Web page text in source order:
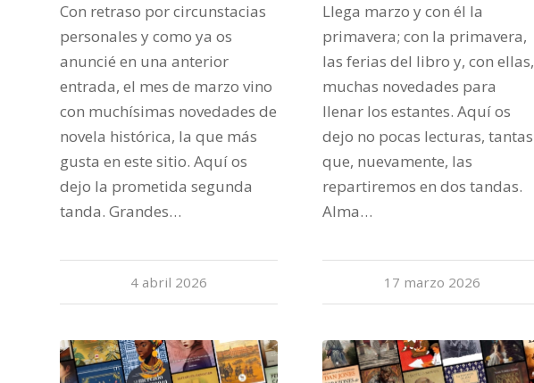
Con retraso por circunstacias
personales y como ya os
anuncié en una anterior
entrada, el mes de marzo vino
con muchísimas novedades de
novela histórica, la que más
gusta en este sitio. Aquí os
dejo la prometida segunda
tanda. Grandes…
4 abril 2026
Llega marzo y con él la
primavera; con la primavera,
las ferias del libro y, con ellas,
muchas novedades para
llenar los estantes. Aquí os
dejo no pocas lecturas, tantas
que, nuevamente, las
repartiremos en dos tandas.
Alma…
17 marzo 2026